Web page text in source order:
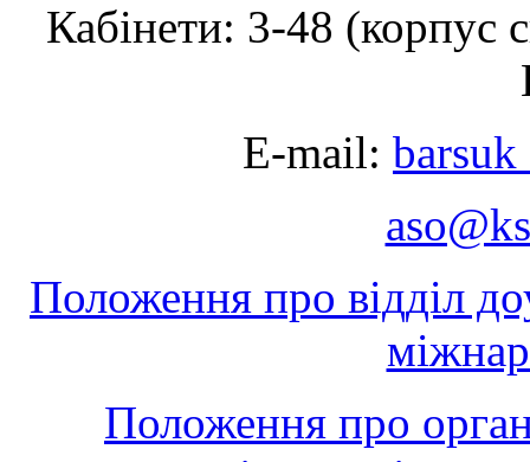
Кабінети: 3-48 (корпус
E-mail:
Положення про відділ
Положення про